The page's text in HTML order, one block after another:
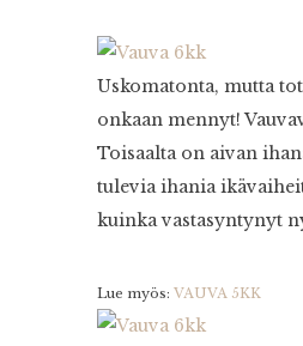
Uskomatonta, mutta
onkaan mennyt!
Toisaalta on aivan
tulevia ihania
kuinka vastasyntynyt
Lue myös: VAUVA 5KK